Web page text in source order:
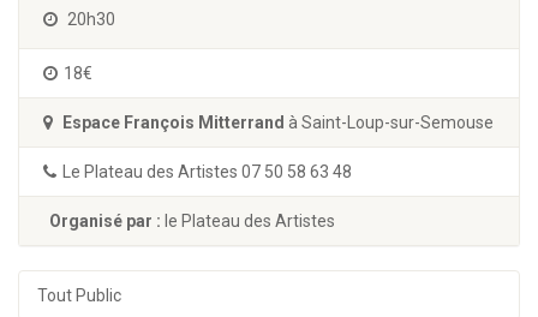
20h30
18€
Espace François Mitterrand à Saint-Loup-sur-Semouse
Le Plateau des Artistes 07 50 58 63 48
Organisé par : le Plateau des Artistes
Tout Public